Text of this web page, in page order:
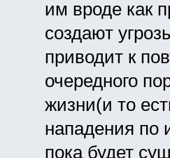
им вроде как
создают
приводит к
очередного
жизни(и то
нападения по
пока будет